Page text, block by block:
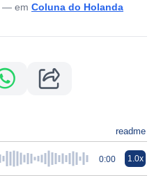
— em Coluna do Holanda
readme
0:00 1.0x